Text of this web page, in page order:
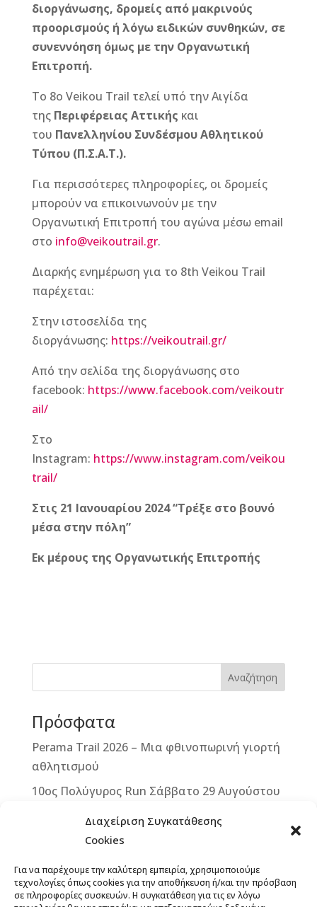
Διαχείριση Συγκατάθεσης
Cookies
Για να παρέχουμε την καλύτερη εμπειρία, χρησιμοποιούμε
τεχνολογίες όπως cookies για την αποθήκευση ή/και την πρόσβαση
σε πληροφορίες συσκευών. Η συγκατάθεση για τις εν λόγω
διοργάνωσης, δρομείς από μακρινούς
προορισμούς ή λόγω ειδικών συνθηκών, σε
συνεννόηση όμως με την Οργανωτική
Επιτροπή.
Το 8ο Veikou Trail τελεί υπό την Αιγίδα
τηςΠεριφέρειας Αττικής και
του Πανελληνίου Συνδέσμου Αθλητικού
Τύπου (Π.Σ.Α.Τ.).
Για περισσότερες πληροφορίες, οι δρομείς
μπορούν να επικοινωνούν με την
Οργανωτική Επιτροπή του αγώνα μέσω email
στο info@veikoutrail.gr.
Διαρκής ενημέρωση για το 8th Veikou Trail
παρέχεται:
Στην ιστοσελίδα της
διοργάνωσης: https://veikoutrail.gr/
Από την σελίδα της διοργάνωσης στο
facebook: https://www.facebook.com/veikoutr
ail/
Στο
Instagram: https://www.instagram.com/veikou
trail/
Στις 21 Ιανουαρίου 2024 “Τρέξε στο βουνό
μέσα στην πόλη”
Εκ μέρους της Οργανωτικής Επιτροπής
e
o
k
e
e
r
r l ter
Αναζήτηση
Πρόσφατα
Perama Trail 2026 – Μια φθινοπωρινή γιορτή
αθλητισμού
10ος Πολύγυρος Run Σάββατο 29 Αυγούστου
2ο ΒΙΚΕ VERTICAL CHALLENGE – Μια
της Δυτικής Μάνης – Κυριακή 13
Σεπτεμβρίου 2026